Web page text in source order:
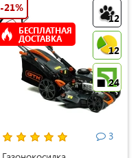
12
12
24
-21%
БЕСПЛАТНАЯ
ДОСТАВКА
3